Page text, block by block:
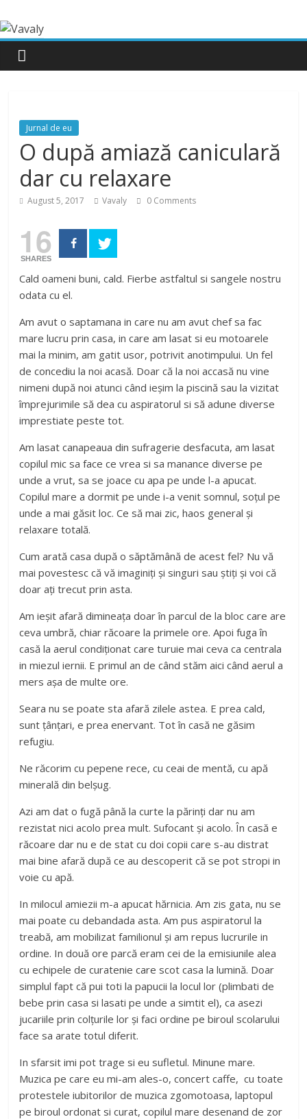
Jurnal de eu
O după amiază caniculară
dar cu relaxare
August 5, 2017 Vavaly 0 Comments
16
SHARES
Cald oameni buni, cald. Fierbe astfaltul si sangele nostru
odata cu el.
Am avut o saptamana in care nu am avut chef sa fac
mare lucru prin casa, in care am lasat si eu motoarele
mai la minim, am gatit usor, potrivit anotimpului. Un fel
de concediu la noi acasă. Doar că la noi accasă nu vine
nimeni după noi atunci când ieșim la piscină sau la vizitat
împrejurimile să dea cu aspiratorul si să adune diverse
imprestiate peste tot.
Am lasat canapeaua din sufragerie desfacuta, am lasat
copilul mic sa face ce vrea si sa manance diverse pe
unde a vrut, sa se joace cu apa pe unde l-a apucat.
Copilul mare a dormit pe unde i-a venit somnul, soțul pe
unde a mai găsit loc. Ce să mai zic, haos general și
relaxare totală.
Cum arată casa după o săptămână de acest fel? Nu vă
mai povestesc că vă imaginiți și singuri sau știți și voi că
doar ați trecut prin asta.
Am ieșit afară dimineața doar în parcul de la bloc care are
ceva umbră, chiar răcoare la primele ore. Apoi fuga în
casă la aerul condiționat care turuie mai ceva ca centrala
in miezul iernii. E primul an de când stăm aici când aerul a
mers așa de multe ore.
Seara nu se poate sta afară zilele astea. E prea cald,
sunt țânțari, e prea enervant. Tot în casă ne găsim
refugiu.
Ne răcorim cu pepene rece, cu ceai de mentă, cu apă
minerală din belșug.
Azi am dat o fugă până la curte la părinți dar nu am
rezistat nici acolo prea mult. Sufocant și acolo. În casă e
răcoare dar nu e de stat cu doi copii care s-au distrat
mai bine afară după ce au descoperit că se pot stropi in
voie cu apă.
In milocul amiezii m-a apucat hărnicia. Am zis gata, nu se
mai poate cu debandada asta. Am pus aspiratorul la
treabă, am mobilizat familionul și am repus lucrurile in
ordine. In două ore parcă eram cei de la emisiunile alea
cu echipele de curatenie care scot casa la lumină. Doar
simplul fapt că pui toti la papucii la locul lor (plimbati de
bebe prin casa si lasati pe unde a simtit el), ca asezi
jucariile prin colțurile lor și faci ordine pe biroul scolarului
face sa arate totul diferit.
In sfarsit imi pot trage si eu sufletul. Minune mare.
Muzica pe care eu mi-am ales-o, concert caffe, cu toate
protestele iubitorilor de muzica zgomotoasa, laptopul
pe biroul ordonat si curat, copilul mare desenand de zor